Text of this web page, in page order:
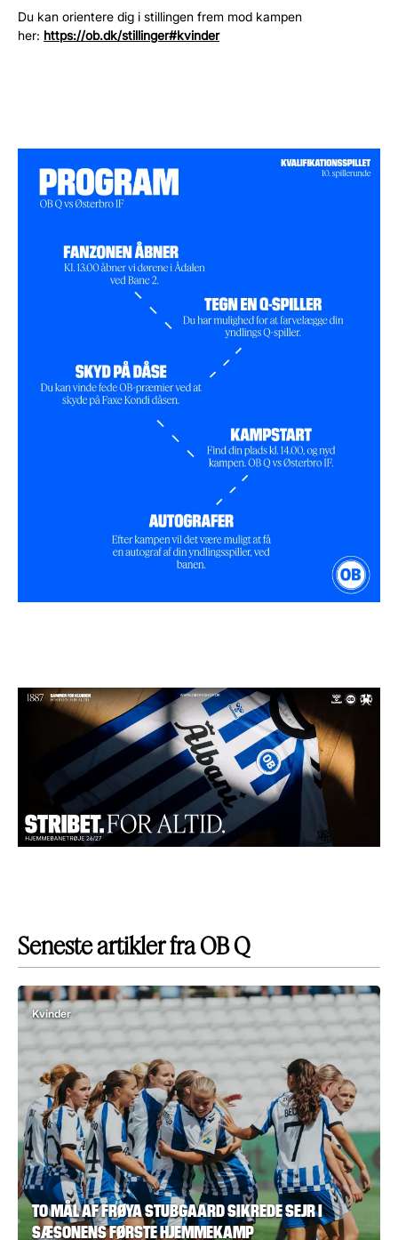
Du kan orientere dig i stillingen frem mod kampen
her: https://ob.dk/stillinger#kvinder
Seneste artikler fra OB Q
Kvinder
TO MÅL AF FRØYA STUBGAARD SIKREDE SEJR I
SÆSONENS FØRSTE HJEMMEKAMP